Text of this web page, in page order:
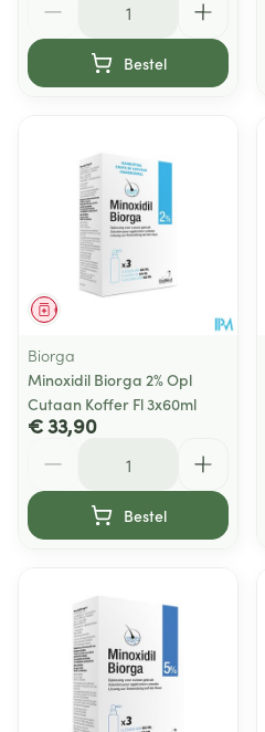
Bestel
Geneesmiddel
Biorga
Minoxidil Biorga 2% Opl
Cutaan Koffer Fl 3x60ml
€ 33,90
Bestel